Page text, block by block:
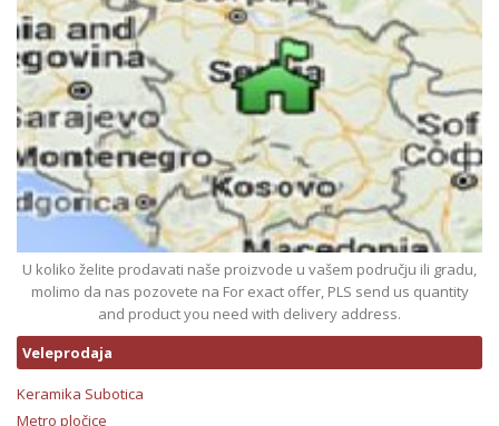
U koliko želite prodavati naše proizvode u vašem području ili gradu,
molimo da nas pozovete na For exact offer, PLS send us quantity
and product you need with delivery address.
Veleprodaja
Keramika Subotica
Metro pločice